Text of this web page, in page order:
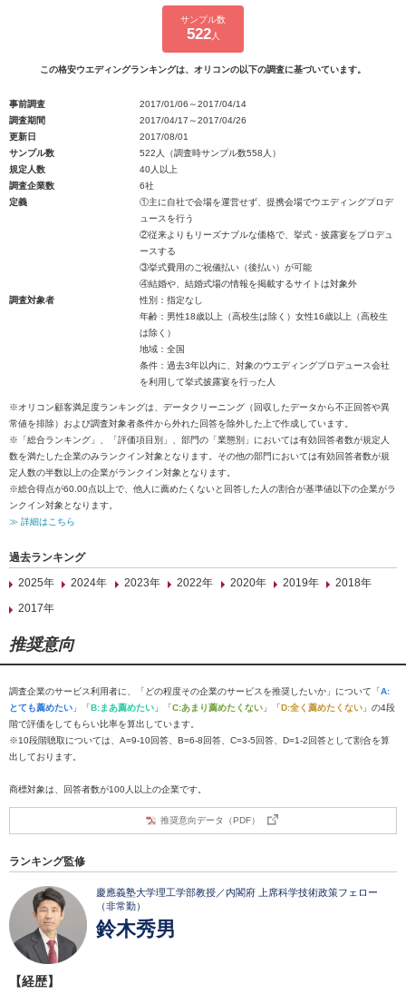
サンプル数
522人
この格安ウエディングランキングは、オリコンの以下の調査に基づいています。
事前調査
2017/01/06～2017/04/14
調査期間
2017/04/17～2017/04/26
更新日
2017/08/01
サンプル数
522人（調査時サンプル数558人）
規定人数
40人以上
調査企業数
6社
定義
①主に自社で会場を運営せず、提携会場でウエディングプロデ
ュースを行う
②従来よりもリーズナブルな価格で、挙式・披露宴をプロデュ
ースする
③挙式費用のご祝儀払い（後払い）が可能
④結婚や、結婚式場の情報を掲載するサイトは対象外
調査対象者
性別：指定なし
年齢：男性18歳以上（高校生は除く）女性16歳以上（高校生
は除く）
地域：全国
条件：過去3年以内に、対象のウエディングプロデュース会社
を利用して挙式披露宴を行った人
※オリコン顧客満足度ランキングは、データクリーニング（回収したデータから不正回答や異
常値を排除）および調査対象者条件から外れた回答を除外した上で作成しています。
※「総合ランキング」、「評価項目別」、部門の「業態別」においては有効回答者数が規定人
数を満たした企業のみランクイン対象となります。その他の部門においては有効回答者数が規
定人数の半数以上の企業がランクイン対象となります。
※総合得点が60.00点以上で、他人に薦めたくないと回答した人の割合が基準値以下の企業がラ
ンクイン対象となります。
≫ 詳細はこちら
過去ランキング
2025年
2024年 2023年 2022年 2020年 2019年
2018年
2017年
推奨意向
調査企業のサービス利用者に、「どの程度その企業のサービスを推奨したいか」について「A:
とても薦めたい 」「B:まあ薦めたい 」「C:あまり薦めたくない 」「D:全く薦めたくない 」の4段
階で評価をしてもらい比率を算出しています。
※10段階聴取については、A=9-10回答、B=6-8回答、C=3-5回答、D=1-2回答として割合を算
出しております。
商標対象は、回答者数が100人以上の企業です。
推奨意向データ（PDF）
ランキング監修
慶應義塾大学理工学部教授／内閣府 上席科学技術政策フェロー
（非常勤）
鈴木秀男
【経歴】